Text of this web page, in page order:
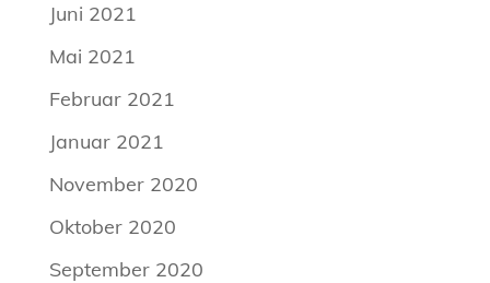
Juni 2021
Mai 2021
Februar 2021
Januar 2021
November 2020
Oktober 2020
September 2020